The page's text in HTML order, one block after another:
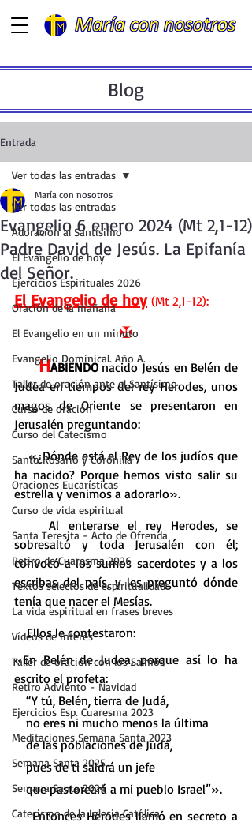
Blog
Entrada
Ver todas las entradas
Adoración al Santísimo
El Evangelio de hoy
Ejercicios Espirituales 2026
Oración de la mañana
El Evangelio en un minuto
Evangelio Dominical. Año A.
Taller de oración ante el Santísimo
Curso de oración
Curso del Catecismo
Santo Rosario y Coronilla
Oraciones Eucarísticas
Curso de vida espiritual
Santa Teresita - Acto de Ofrenda
Retiro de Cuaresma 2026
Textos selectos de espiritualidad
La vida espiritual en frases breves
Vídeos de interés
Taller de oración con los Salmos
Retiro Adviento - Navidad
Ejercicios Esp. Cuaresma 2023
Meditaciones Semana Santa 2023
Semana Santa 2025
Semana Santa 2024
Catecismo de la Iglesia Católica
Ver todas las entradas
Evangelio 6 enero 2024 (Mt 2,1-12)
Padre David de Jesús. La Epifanía
del Señor.
María con nosotros
El Evangelio de hoy (Mt 2,1-12):
✠
    H
ABIENDO nacido Jesús en Belén de
Judea en tiempos del rey Herodes, unos
magos de Oriente se presentaron en
Jerusalén preguntando:
    «¿Dónde está el Rey de los judíos que
ha nacido? Porque hemos visto salir su
estrella y venimos a adorarlo».
    Al enterarse el rey Herodes, se
sobresaltó y toda Jerusalén con él;
convocó a los sumos sacerdotes y a los
escribas del país, y les preguntó dónde
tenía que nacer el Mesías.
    Ellos le contestaron:
«En Belén de Judea, porque así lo ha
escrito el profeta:
“Y tú, Belén, tierra de Judá,
no eres ni mucho menos la última
de las poblaciones de Judá,
pues de ti saldrá un jefe
que pastoreará a mi pueblo Israel”».
    Entonces Herodes llamó en secreto a